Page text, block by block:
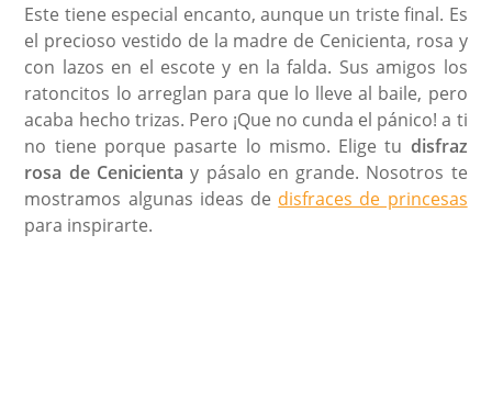
Este tiene especial encanto, aunque un triste final. Es
el precioso vestido de la madre de Cenicienta, rosa y
con lazos en el escote y en la falda. Sus amigos los
ratoncitos lo arreglan para que lo lleve al baile, pero
acaba hecho trizas. Pero ¡Que no cunda el pánico! a ti
no tiene porque pasarte lo mismo. Elige tu disfraz
rosa de Cenicienta y pásalo en grande. Nosotros te
mostramos algunas ideas de disfraces de princesas
para inspirarte.